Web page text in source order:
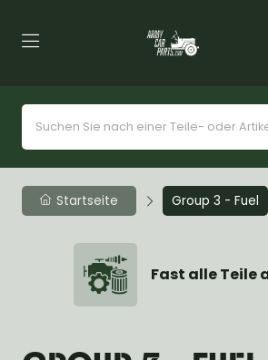
Startseite Group 3 - Fuel
Fast alle Teile